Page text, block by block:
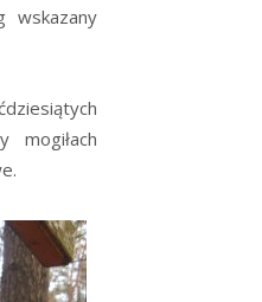
wskazany
mogiłach